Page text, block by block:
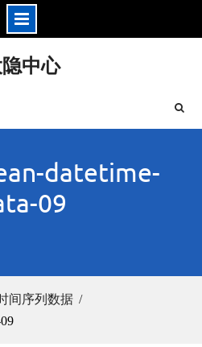
中心
datetime-
09
间序列数据